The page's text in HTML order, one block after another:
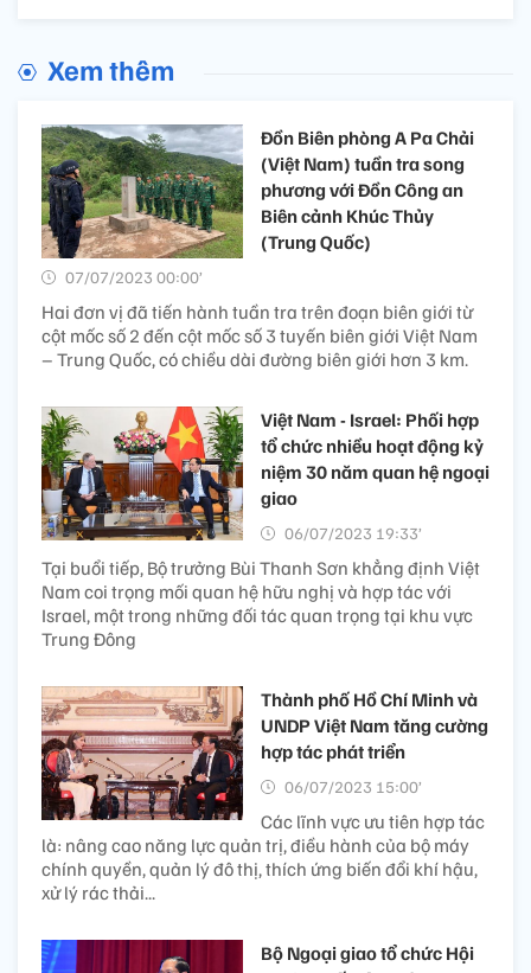
Xem thêm
Đồn Biên phòng A Pa Chải
(Việt Nam) tuần tra song
phương với Đồn Công an
Biên cảnh Khúc Thủy
(Trung Quốc)
07/07/2023 00:00’
Hai đơn vị đã tiến hành tuần tra trên đoạn biên giới từ
cột mốc số 2 đến cột mốc số 3 tuyến biên giới Việt Nam
– Trung Quốc, có chiều dài đường biên giới hơn 3 km.
Việt Nam - Israel: Phối hợp
tổ chức nhiều hoạt động kỷ
niệm 30 năm quan hệ ngoại
giao
06/07/2023 19:33’
Tại buổi tiếp, Bộ trưởng Bùi Thanh Sơn khẳng định Việt
Nam coi trọng mối quan hệ hữu nghị và hợp tác với
Israel, một trong những đối tác quan trọng tại khu vực
Trung Đông
Thành phố Hồ Chí Minh và
UNDP Việt Nam tăng cường
hợp tác phát triển
06/07/2023 15:00’
Các lĩnh vực ưu tiên hợp tác
là: nâng cao năng lực quản trị, điều hành của bộ máy
chính quyền, quản lý đô thị, thích ứng biến đổi khí hậu,
xử lý rác thải...
Bộ Ngoại giao tổ chức Hội